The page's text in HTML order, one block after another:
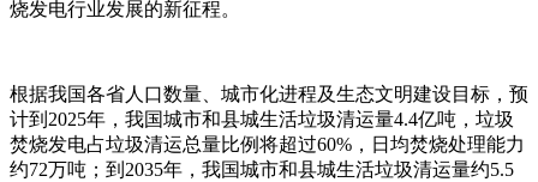
烧发电行业发展的新征程。
根据我国各省人口数量、城市化进程及生态文明建设目标，预
计到2025年，我国城市和县城生活垃圾清运量4.4亿吨，垃圾
焚烧发电占垃圾清运总量比例将超过60%，日均焚烧处理能力
约72万吨；到2035年，我国城市和县城生活垃圾清运量约5.5